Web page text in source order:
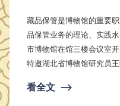
藏品保管是博物馆的重要
品保管业务的理论、实践
市博物馆在馆三楼会议室
特邀湖北省博物馆研究员
究员结合自身数十年藏品
看全文 ⟶